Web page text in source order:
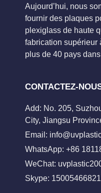
Aujourd’hui, nous
fournir des plaques
plexiglass de haute
fabrication supérieur
plus de 40 pays
CONTACTEZ-
Add: No. 205,
City, Jiangsu
Email:
WhatsApp: +86
WeChat:
Skype: